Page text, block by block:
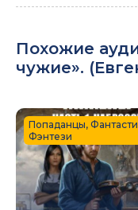
Похожие
чужие». (
Попаданцы,
Фэнтези